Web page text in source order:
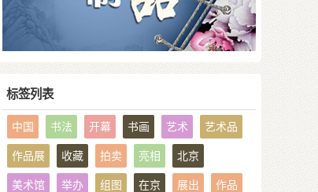
标签列表
中国 书法 开幕 书画 艺术 艺术品
作品展 收藏 拍卖 亮相 北京
美术馆 举办 组图 在京 展出 作品